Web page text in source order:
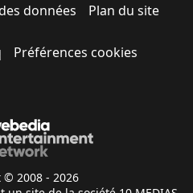
données Plan du site
Préférences cookies
© 2008 - 2026